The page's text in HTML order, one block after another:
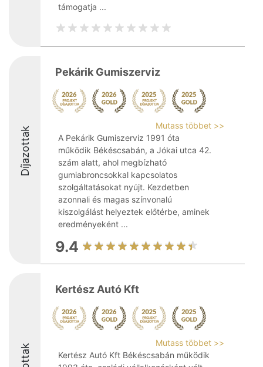
támogatja ...
Díjazottak
Pekárik Gumiszerviz
Mutass többet >>
A Pekárik Gumiszerviz 1991 óta
működik Békéscsabán, a Jókai utca 42.
szám alatt, ahol megbízható
gumiabroncsokkal kapcsolatos
szolgáltatásokat nyújt. Kezdetben
azonnali és magas színvonalú
kiszolgálást helyeztek előtérbe, aminek
eredményeként ...
9.4
Kertész Autó Kft
Mutass többet >>
Kertész Autó Kft Békéscsabán működik